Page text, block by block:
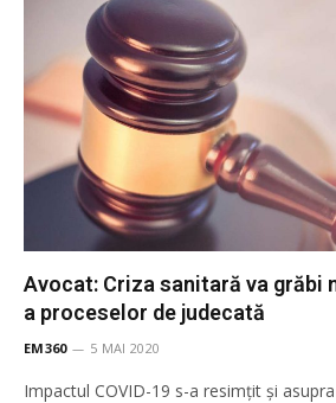
Avocat: Criza sanitară va grăbi
a proceselor de judecată
EM360 5 MAI 2020
Impactul COVID-19 s-a resimțit și